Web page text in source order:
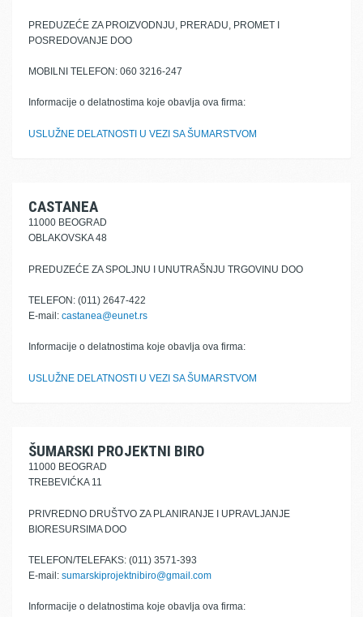
PREDUZEĆE ZA PROIZVODNJU, PRERADU, PROMET I
POSREDOVANJE DOO
MOBILNI TELEFON: 060 3216-247
Informacije o delatnostima koje obavlja ova firma:
USLUŽNE DELATNOSTI U VEZI SA ŠUMARSTVOM
CASTANEA
11000 BEOGRAD
OBLAKOVSKA 48
PREDUZEĆE ZA SPOLJNU I UNUTRAŠNJU TRGOVINU DOO
TELEFON: (011) 2647-422
E-mail: castanea@eunet.rs
Informacije o delatnostima koje obavlja ova firma:
USLUŽNE DELATNOSTI U VEZI SA ŠUMARSTVOM
ŠUMARSKI PROJEKTNI BIRO
11000 BEOGRAD
TREBEVIĆKA 11
PRIVREDNO DRUŠTVO ZA PLANIRANJE I UPRAVLJANJE
BIORESURSIMA DOO
TELEFON/TELEFAKS: (011) 3571-393
E-mail: sumarskiprojektnibiro@gmail.com
Informacije o delatnostima koje obavlja ova firma: